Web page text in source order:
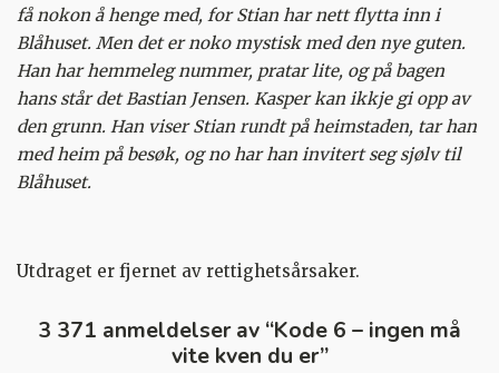
få nokon å henge med, for Stian har nett flytta inn i
Blåhuset. Men det er noko mystisk med den nye guten.
Han har hemmeleg nummer, pratar lite, og på bagen
hans står det Bastian Jensen. Kasper kan ikkje gi opp av
den grunn. Han viser Stian rundt på heimstaden, tar han
med heim på besøk, og no har han invitert seg sjølv til
Blåhuset.
Utdraget er fjernet av rettighetsårsaker.
3 371 anmeldelser av “Kode 6 – ingen må
vite kven du er”